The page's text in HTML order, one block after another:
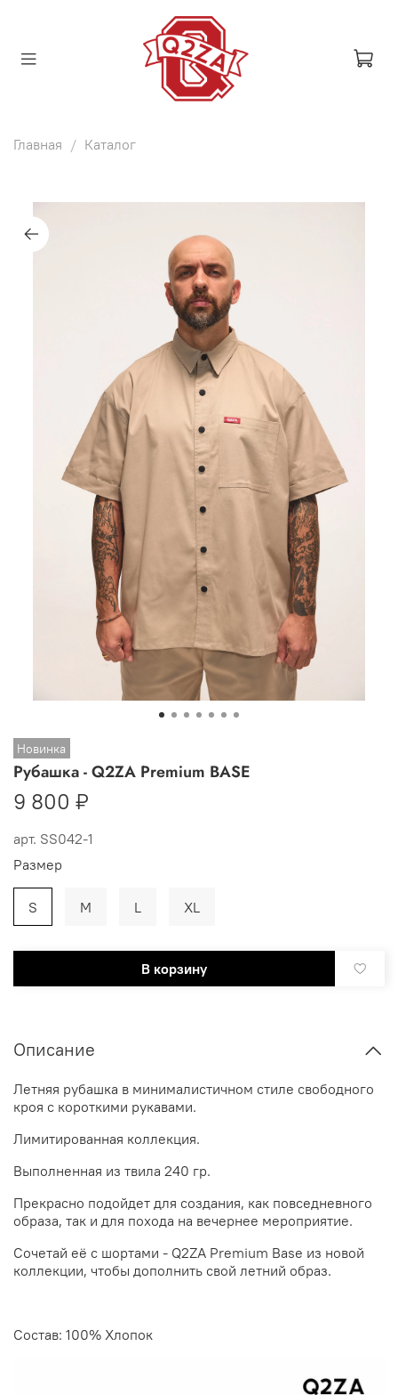
Главная Каталог
Новинка
арт. SS042-1
Рубашка - Q2ZA Premium BASE
9 800 ₽
В корзину
Размер
S M L XL
Описание
Летняя рубашка в минималистичном стиле свободного
кроя с короткими рукавами.
Лимитированная коллекция.
Выполненная из твила 240 гр.
Прекрасно подойдет для создания, как повседневного
образа, так и для похода на вечернее мероприятие.
Сочетай её с шортами - Q2ZA Premium Base из новой
коллекции, чтобы дополнить свой летний образ.
Состав: 100% Хлопок